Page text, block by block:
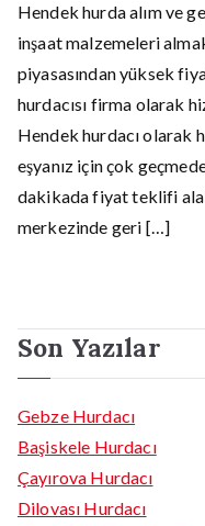
Hendek hurda alım ve
inşaat malzemeleri
piyasasından yüksek
hurdacısı firma olarak
Hendek hurdacı olarak
eşyanız için çok
dakikada fiyat teklifi
merkezinde geri […]
Son Yazılar
Gebze Hurdacı
Başiskele Hurdacı
Çayırova Hurdacı
Dilovası Hurdacı